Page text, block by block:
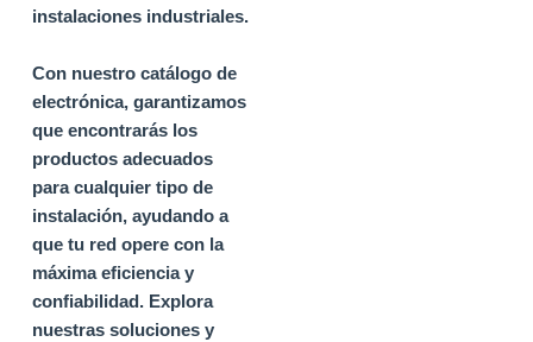
instalaciones industriales.
Con nuestro catálogo de
electrónica, garantizamos
que encontrarás los
productos adecuados
para cualquier tipo de
instalación, ayudando a
que tu red opere con la
máxima eficiencia y
confiabilidad.Explora
nuestras soluciones y